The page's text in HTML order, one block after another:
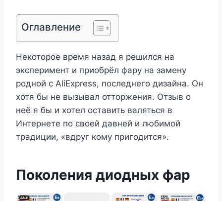
Оглавление
Некоторое время назад я решился на
эксперимент и приобрёл фару на замену
родной с AliExpress, последнего дизайна. Он
хотя бы не вызывал отторжения. Отзыв о
неё я бы и хотел оставить валяться в
Интернете по своей давней и любимой
традиции, «вдруг кому пригодится».
Поколения диодных фар